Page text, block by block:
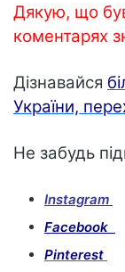
Дякую, що
коментарях
Дізнавайся
України,
Не забудь
Instagram
Facebook
Pinterest